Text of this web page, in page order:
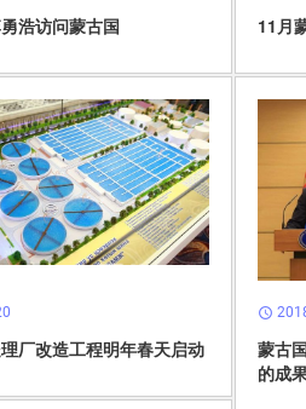
浩访问蒙古国 11月
厂改造工程明年春天启动
schedule
蒙古
的成